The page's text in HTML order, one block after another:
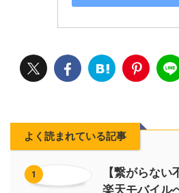
よく読まれている記事
1
【繋がらない
楽天モバイル